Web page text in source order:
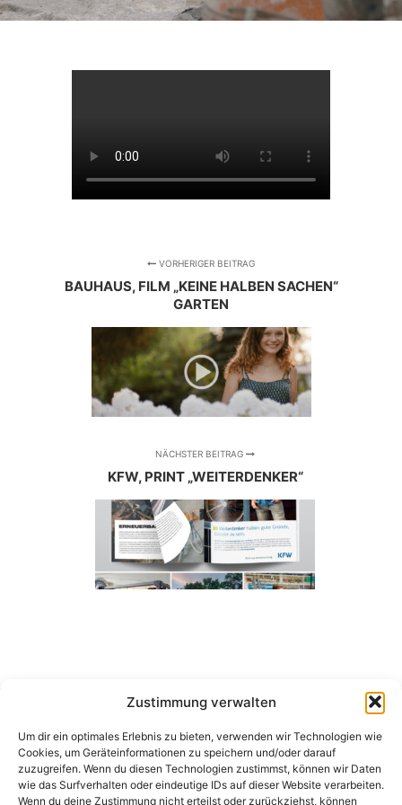
Zustimmung verwalten
Um dir ein optimales Erlebnis zu bieten, verwenden wir Technologien wie
Cookies, um Geräteinformationen zu speichern und/oder darauf
zuzugreifen. Wenn du diesen Technologien zustimmst, können wir Daten
wie das Surfverhalten oder eindeutige IDs auf dieser Website verarbeiten.
Wenn du deine Zustimmung nicht erteilst oder zurückziehst, können
VORHERIGER BEITRAG
BAUHAUS, FILM „KEINE HALBEN SACHEN“
GARTEN
NÄCHSTER BEITRAG
KFW, PRINT „WEITERDENKER“
SEITEN